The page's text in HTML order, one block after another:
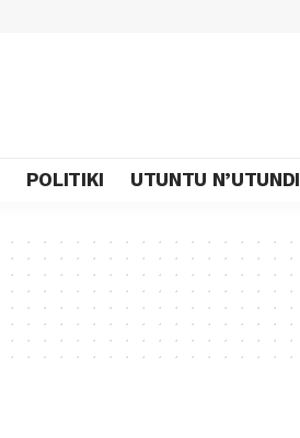
POLITIKI UTUNTU N’UTUNDI